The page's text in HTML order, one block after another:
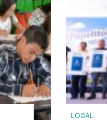
LOCAL